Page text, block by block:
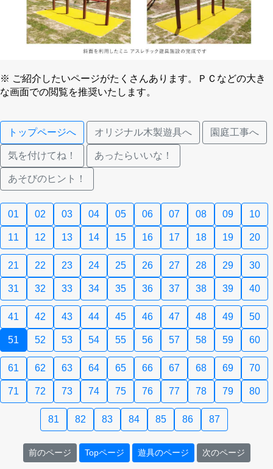
※ ご紹介したいページがたくさんあります。ＰＣなどの大き
な画面での閲覧を推奨いたします。
トップページへ オリジナル木製遊具へ 園庭工事へ
気を付けてね！ あったらいいな！
あそびのヒント！
01 02 03 04 05 06 07 08 09 10
11 12 13 14 15 16 17 18 19 20
21 22 23 24 25 26 27 28 29 30
31 32 33 34 35 36 37 38 39 40
41 42 43 44 45 46 47 48 49 50
51 52 53 54 55 56 57 58 59 60
61 62 63 64 65 66 67 68 69 70
71 72 73 74 75 76 77 78 79 80
81 82 83 84 85 86 87
前のページ Topページ 遊具のページ 次のページ